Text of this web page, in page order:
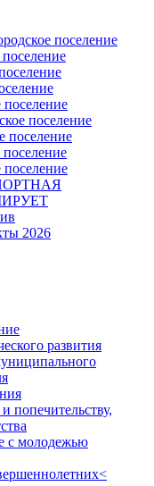
поселение
поселение
поселение
поселение
поселение
2026
развития
попечительству,
с молодежью